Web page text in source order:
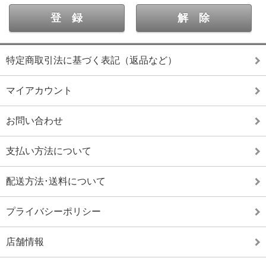
特定商取引法に基づく表記（返品など）
マイアカウント
お問い合わせ
支払い方法について
配送方法･送料について
プライバシーポリシー
店舗情報